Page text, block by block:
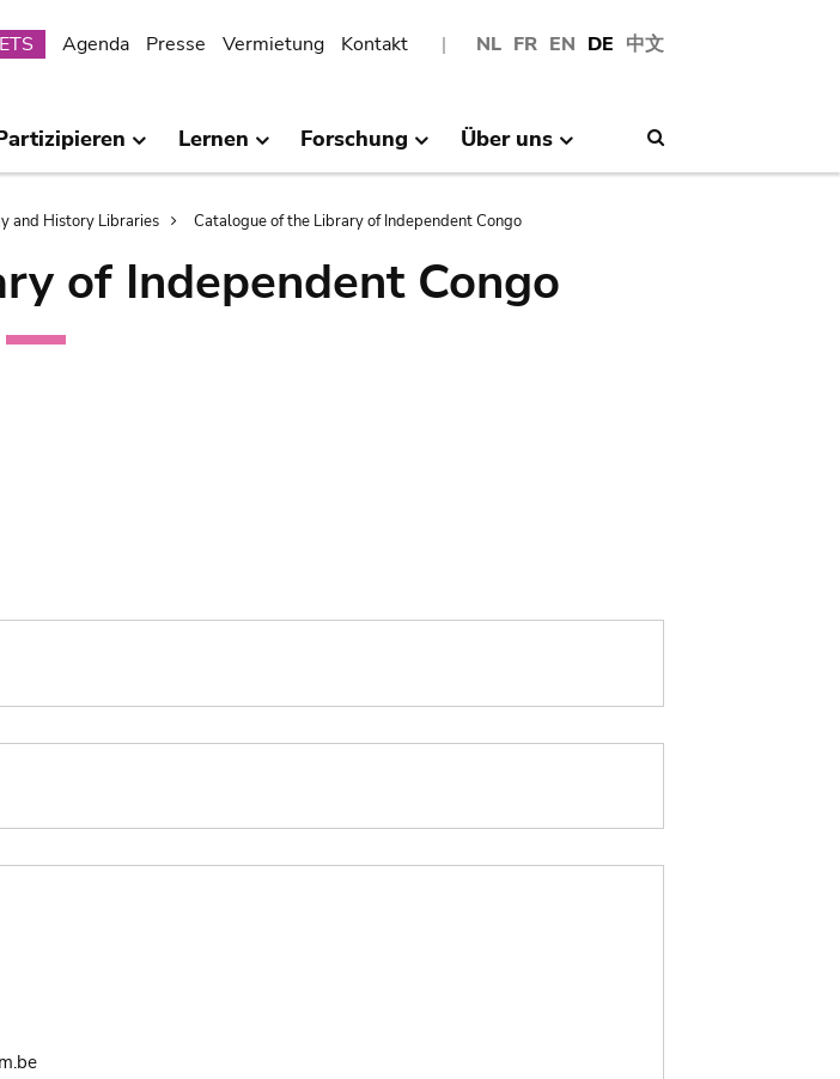
NL FR EN DE 中文
Agenda Presse Vermietung Kontakt
Lernen Forschung Über uns
and History Libraries Catalogue of the Library of Independent Congo
of Independent Congo